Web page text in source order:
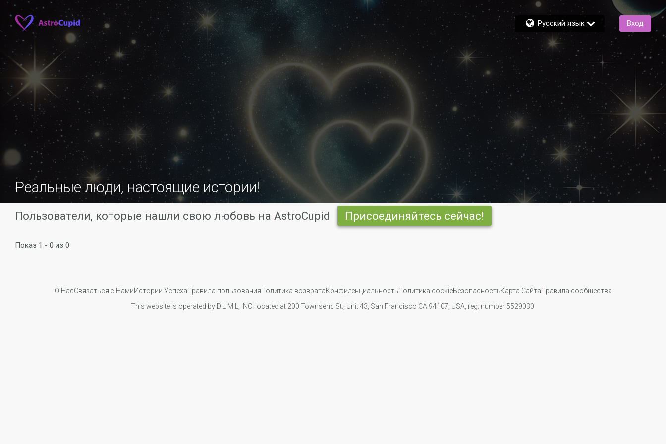
Русский язык Вход
Реальные люди, настоящие истории!
Пользователи, которые нашли свою любовь на AstroCupid Присоединяйтесь сейчас!
Показ 1 - 0 из 0
О НасСвязаться с НамиИстории УспехаПравила пользованияПолитика возвратаКонфиденциальностьПолитика cookieБезопасностьКарта СайтаПравила сообщества
This website is operated by DIL MIL, INC. located at 200 Townsend St., Unit 43, San Francisco CA 94107, USA, reg. number 5529030.